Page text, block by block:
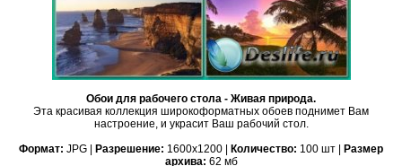
Обои для рабочего стола - Живая природа.
Эта красивая коллекция широкоформатных обоев поднимет Вам
настроение, и украсит Ваш рабочий стол.
Формат: JPG | Разрешение: 1600x1200 | Количество: 100 шт |
Размер
архива: 62 мб